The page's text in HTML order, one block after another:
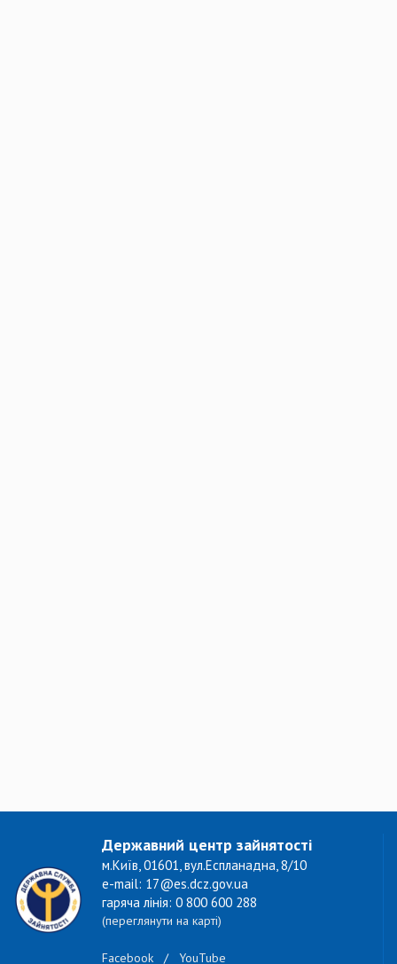
Державний центр зайнятості
м.Київ, 01601, вул.Еспланадна, 8/10
e-mail: 17@es.dcz.gov.ua
гаряча лінія: 0 800 600 288
(переглянути на карті)
Facebook / YouTube